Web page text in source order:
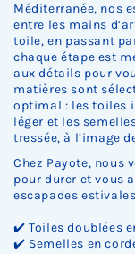
Méditerranée, nos
entre les mains
toile, en passant
chaque étape est
aux détails pour
matières sont
optimal : les toiles
léger et les
tressée, à l’image
Chez Payote, nous
pour durer et vous
escapades
✔️ Toiles doublées
✔️ Semelles en